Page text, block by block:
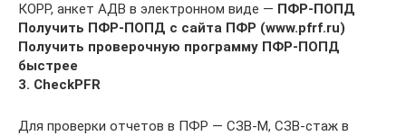
КОРР, анкет АДВ в электронном виде — ПФР-ПОПД
Получить ПФР-ПОПД с сайта ПФР (www.pfrf.ru)
Получить проверочную программу ПФР-ПОПД
быстрее
3. СheckPFR
Для проверки отчетов в ПФР — СЗВ-М, СЗВ-стаж в